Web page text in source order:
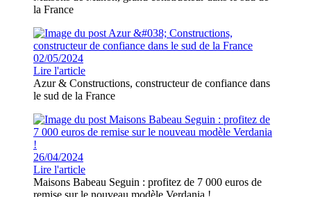
la France
02/05/2024
Lire l'article
Azur & Constructions, constructeur de confiance dans
le sud de la France
26/04/2024
Lire l'article
Maisons Babeau Seguin : profitez de 7 000 euros de
remise sur le nouveau modèle Verdania !